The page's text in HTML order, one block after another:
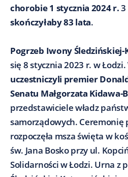
chorobie 1 stycznia 2024 r.3
skończyłaby 83 lata.
Pogrzeb Iwony
się 8 stycznia 2023 r. w
uczestniczyli premier
Senatu Małgorzata Kidawa-
przedstawiciele władz
samorządowych. Ceremonię
rozpoczęła msza święta w
św. Jana Bosko przy ul.
Solidarności w Łodzi. Urna z